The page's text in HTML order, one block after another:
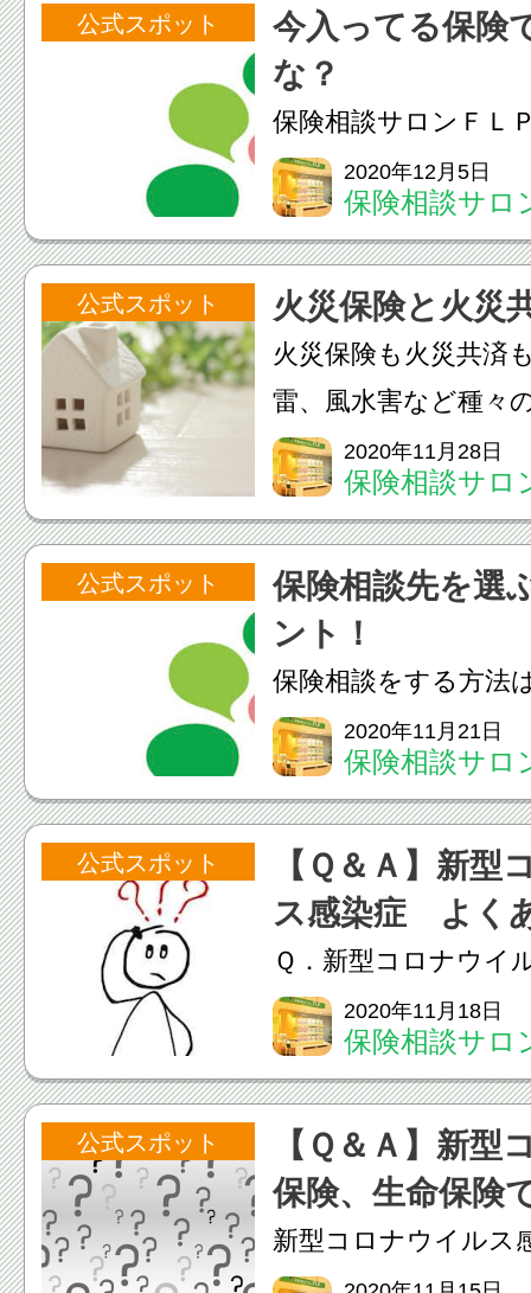
除、個人年金保険料
を示したものです。
公式スポット
今入ってる保険
な？
保険相談サロンＦＬ
られるお客様が保険
考えたきっかけで一
分に合った保険かど
い」というものです
丈夫かどうかはどの
けば...
2020年12月5日
保険相談サ
オーパ店
公式スポット 火災保険と火災
火災保険も火災共済
雷、風水害など種々
する点は同じです。
険と火災共済の違い
ょう。火災保険と
火災保険火災共済運
険...
2020年11月28日
保険相談サ
オーパ店
公式スポット
保険相談先を選
ント！
保険相談をする方法
（保険会社職員）」
（来店型保険代理店
代理店」「独立系フ
プランナー」と、主
す。保険相談をする
う...
2020年11月21日
保険相談サ
オーパ店
公式スポット
【Ｑ＆Ａ】新型
ス感染症 よく
Ｑ．新型コロナウイ
査には費用がかかり
いえ。新型コロナウ
判定するPCR検査は
判断した場合に、都
する医療機関で実施
れ...
2020年11月18日
保険相談サ
オーパ店
公式スポット
【Ｑ＆Ａ】新
保険、生命保険
る？
新型コロナウイルス